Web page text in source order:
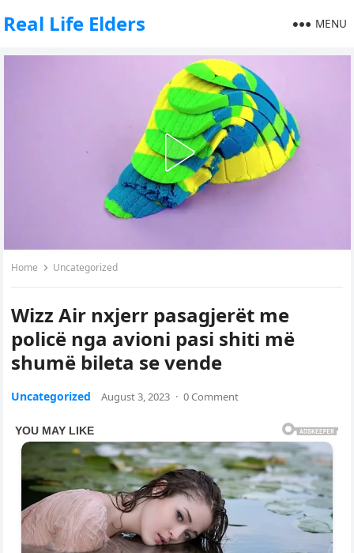
Real Life Elders MENU
Home Uncategorized
Wizz Air nxjerr pasagjerët me
policë nga avioni pasi shiti më
shumë bileta se vende
Uncategorized August 3, 2023 · 0 Comment